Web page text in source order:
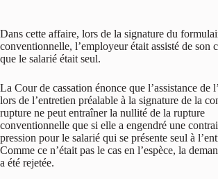
Dans cette affaire, lors de la signature du
conventionnelle, l’employeur était assisté de son
que le salarié était seul.
La Cour de cassation énonce que l’assistance de
lors de l’entretien préalable à la signature de la
rupture ne peut entraîner la nullité de la rupture
conventionnelle que si elle a engendré une
pression pour le salarié qui se présente seul à
Comme ce n’était pas le cas en l’espèce, la
a été rejetée.